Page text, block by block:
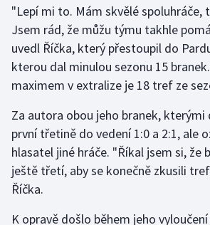
Dostihy
Florbal
Golf
Gymnastika
Házená
Jezdectví
"Lepí mi to. Mám skvělé spoluhráče,
Jsem rád, že můžu týmu takhle
uvedl Říčka, který přestoupil do
kterou dal minulou sezonu 15
maximem v extralize je 18 tref ze
Za autora obou jeho branek, kterými
první třetině do vedení 1:0 a 2:1, ale
hlasatel jiné hráče. "Říkal jsem si, že
ještě třetí, aby se konečně zkusili
Říčka.
K opravě došlo během jeho